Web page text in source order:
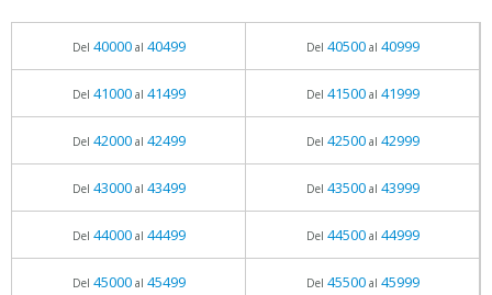
Del 40000al 40499 Del 40500al 40999
Del 41000al 41499 Del 41500al 41999
Del 42000al 42499 Del 42500al 42999
Del 43000al 43499 Del 43500al 43999
Del 44000al 44499 Del 44500al 44999
Del 45000al 45499 Del 45500al 45999